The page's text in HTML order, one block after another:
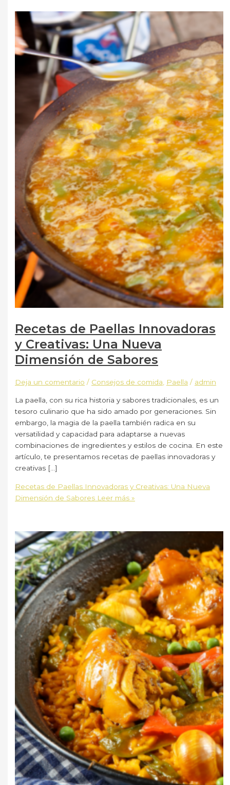
Recetas de Paellas Innovadoras
y Creativas: Una Nueva
Dimensión de Sabores
Deja un comentario / Consejos de comida, Paella / admin
La paella, con su rica historia y sabores tradicionales, es un
tesoro culinario que ha sido amado por generaciones. Sin
embargo, la magia de la paella también radica en su
versatilidad y capacidad para adaptarse a nuevas
combinaciones de ingredientes y estilos de cocina. En este
artículo, te presentamos recetas de paellas innovadoras y
creativas […]
Recetas de Paellas Innovadoras y Creativas: Una Nueva
Dimensión de Sabores Leer más »